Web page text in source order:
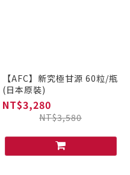
【AFC】新究極甘源 60粒/瓶
(日本原裝)
NT$3,280
NT$3,580